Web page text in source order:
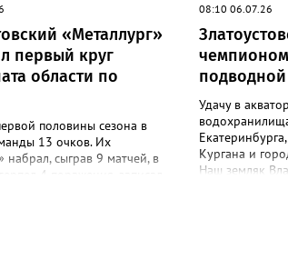
«Металлург»
первый круг
области по
половины сезона в
13 очков. Их
набрал, сыграв 9 матчей, в
4 поражения, записал
ничью и одержал 4 победы.
и яркие домашние
челябинскими «Метаром»
08:10 06.07.26
подводной
Удачу в
Кургана и
Наш земляк